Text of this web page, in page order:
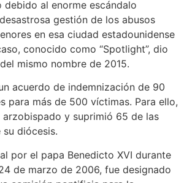
al enorme escándalo
gestión de los abusos
en esa ciudad estadounidense
conocido como “Spotlight”, dio
mismo nombre de 2015.
acuerdo de indemnización de 90
para más de 500 víctimas. Para ello,
y suprimió 65 de las
diócesis.
por el papa Benedicto XVI durante
de marzo de 2006, fue designado